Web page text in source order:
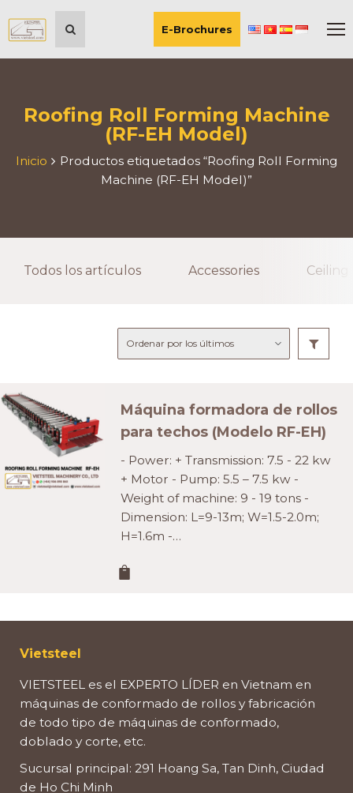
E-Brochures
Roofing Roll Forming Machine
(RF-EH Model)
Inicio
Productos etiquetados “Roofing Roll Forming
Machine (RF-EH Model)”
Todos los artículos Accessories Ceiling
Máquina formadora de rollos
para techos (Modelo RF-EH)
- Power: + Transmission: 7.5 - 22 kw
+ Motor - Pump: 5.5 – 7.5 kw -
Weight of machine: 9 - 19 tons -
Dimension: L=9-13m; W=1.5-2.0m;
H=1.6m -…
Vietsteel
VIETSTEEL es el EXPERTO LÍDER en Vietnam en
máquinas de conformado de rollos y fabricación
de todo tipo de máquinas de conformado,
doblado y corte, etc.
Sucursal principal: 291 Hoang Sa, Tan Dinh, Ciudad
de Ho Chi Minh